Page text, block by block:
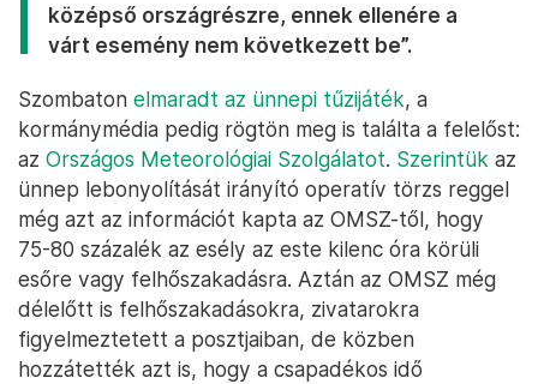
középső országrészre, ennek ellenére a
várt esemény nem következett be”.
Szombaton elmaradt az ünnepi tűzijáték, a
kormánymédia pedig rögtön meg is találta a felelőst:
az Országos Meteorológiai Szolgálatot. Szerintük az
ünnep lebonyolítását irányító operatív törzs reggel
még azt az információt kapta az OMSZ-től, hogy
75-80 százalék az esély az este kilenc óra körüli
esőre vagy felhőszakadásra. Aztán az OMSZ még
délelőtt is felhőszakadásokra, zivatarokra
figyelmeztetett a posztjaiban, de közben
hozzátették azt is, hogy a csapadékos idő